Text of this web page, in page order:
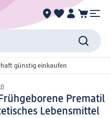
günstig einkaufen
Prematil
Lebensmittel